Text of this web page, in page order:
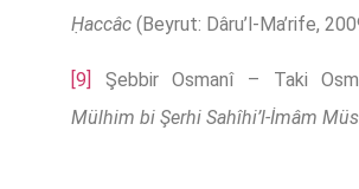
Ḥaccâc (Beyrut: Dâru’l-Ma’rife,
[9] Şebbir Osmanî – Taki
Mülhim bi Şerhi Sahîhi’l-İmâm